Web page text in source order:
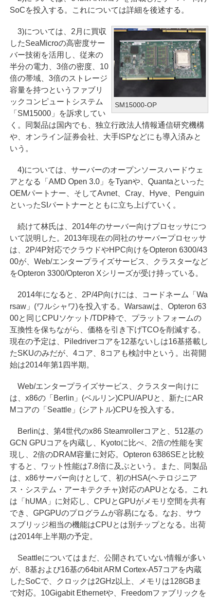
SoCを投入する。これについては詳細を後述する。
SM15000-OP
3)については、2月に買収
したSeaMicroの高密度サー
バー技術を活用し、従来の
半分の電力、3倍の密度、10
倍の帯域、3倍のストレージ
容量を持つというファブリ
ックコンピュートシステム
「SM15000」を訴求してい
く。同製品は国内でも、独立行政法人情報通信研究機構
や、オンライン証券会社、大手ISPなどにも導入済みと
いう。
4)については、サーバーのオープンソースハードウェ
アとなる「AMD Open 3.0」をTyanや、Quantaといった
OEMパートナー、そしてAvnet、Cray、Hyve、Penguin
といったSIパートナーとともに立ち上げていく。
続けて林氏は、2014年のサーバー向けプロセッサにつ
いて説明した。2013年現在の同社のサーバープロセッサ
は、2P/4P対応でクラウドやHPC向けをOpteron 6300/43
00が、Web/エンタープライズサービス、クラスターなど
をOpteron 3300/Opteron Xシリーズが受け持っている。
2014年になると、2P/4P向けには、コードネーム「Wa
rsaw」(ワルシャワ)を投入する。Warsawは、Opteron 63
00と同じCPUソケット/TDP枠で、プラットフォームの
互換性を保ちながら、価格を引き下げTCOを削減する。
現在の予定は、Piledriverコアを12基ないしは16基搭載し
たSKUのみだが、4コア、8コアも検討中という。出荷開
始は2014年第1四半期。
Web/エンタープライズサービス、クラスター向けに
は、x86の「Berlin」(ベルリン)CPU/APUと、新たにAR
Mコアの「Seattle」(シアトル)CPUを投入する。
Berlinは、第4世代のx86 Steamrollerコアと、512基の
GCN GPUコアを内蔵し、Kyotoに比べ、2倍の性能を実
現し、2倍のDRAM容量に対応。Opteron 6386SEと比較
すると、ワット性能は7.8倍に及ぶという。また、同製品
は、x86サーバー向けとして、初のHSA(ヘテロジニア
ス・システム・アーキテクチャ)対応のAPUとなる。これ
は「hUMA」に対応し、CPUとGPUがメモリ空間を共有
でき、GPGPUのプログラムが容易になる。なお、サウ
スブリッジ相当の機能はCPUとは別チップとなる。出荷
は2014年上半期の予定。
Seattleについてはまだ、公開されていない情報が多い
が、8基および16基の64bit ARM Cortex-A57コアを内蔵
したSoCで、クロックは2GHz以上、メモリは128GBま
で対応。10Gigabit Ethernetや、Freedomファブリックを